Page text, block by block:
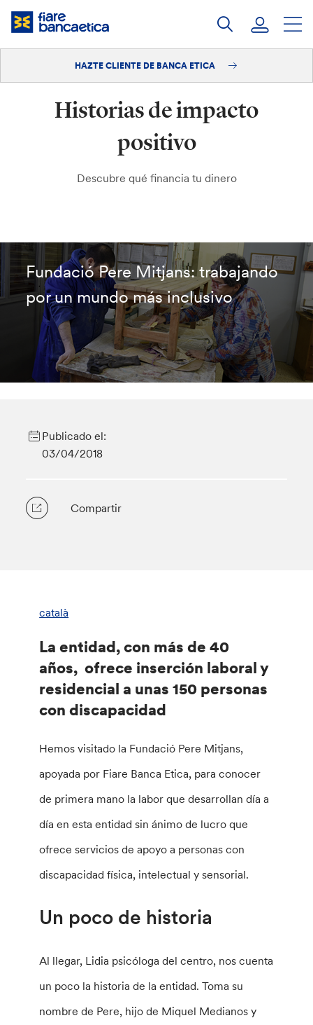
Saltar
Hazte cliente
HAZTE CLIENTE DE BANCA ETICA
Historias de impacto
positivo
Descubre qué financia tu dinero
Fundació Pere Mitjans: trabajando
por un mundo más inclusivo
Publicado el:
03/04/2018
Compartir
català
La entidad, con más de 40
años, ofrece inserción laboral y
residencial a unas 150 personas
con discapacidad
Hemos visitado la Fundació Pere Mitjans,
apoyada por Fiare Banca Etica, para conocer
de primera mano la labor que desarrollan día a
día en esta entidad sin ánimo de lucro que
ofrece servicios de apoyo a personas con
discapacidad física, intelectual y sensorial.
Un poco de historia
Al llegar, Lidia psicóloga del centro, nos cuenta
un poco la historia de la entidad. Toma su
nombre de Pere, hijo de Miquel Medianos y